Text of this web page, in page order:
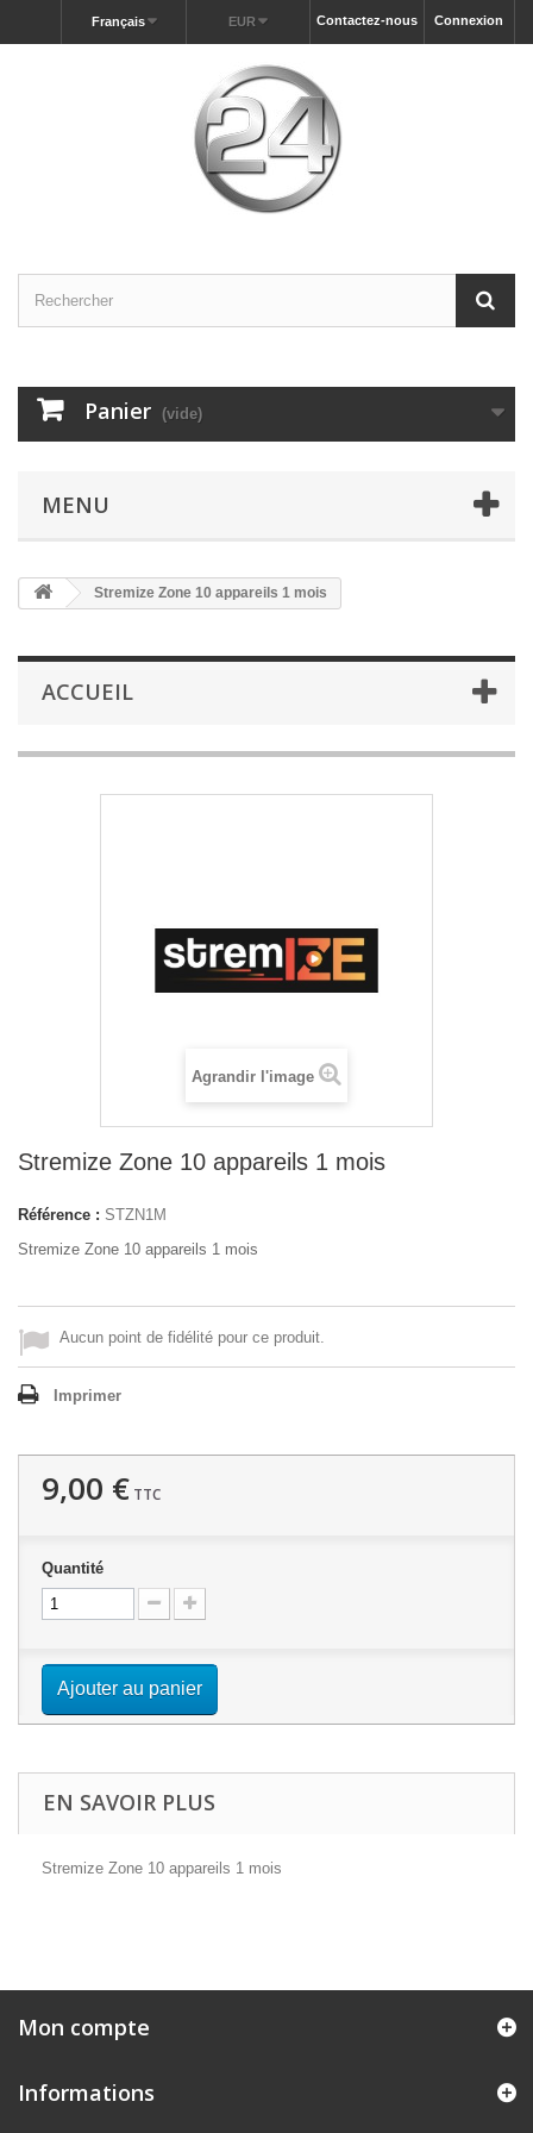
Connexion
Contactez-nous
EUR
Français
Panier (vide)
MENU
Stremize Zone 10 appareils 1 mois
ACCUEIL
Agrandir l'image
Stremize Zone 10 appareils 1 mois
Référence : STZN1M
Stremize Zone 10 appareils 1 mois
Aucun point de fidélité pour ce produit.
Imprimer
9,00 € TTC
Quantité
Ajouter au panier
EN SAVOIR PLUS
Stremize Zone 10 appareils 1 mois
Mon compte
Informations